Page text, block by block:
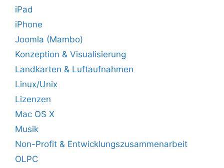
iPad
iPhone
Joomla (Mambo)
Konzeption & Visualisierung
Landkarten & Luftaufnahmen
Linux/Unix
Lizenzen
Mac OS X
Musik
Non-Profit & Entwicklungszusammenarbeit
OLPC